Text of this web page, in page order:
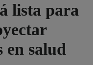
lista para
en salud